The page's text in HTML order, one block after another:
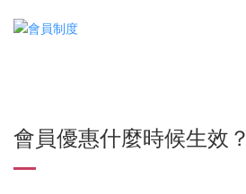
會員優惠什麼時候生效？